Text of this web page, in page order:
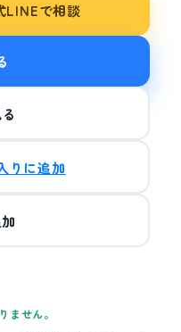
で相談
りに追加
ません。